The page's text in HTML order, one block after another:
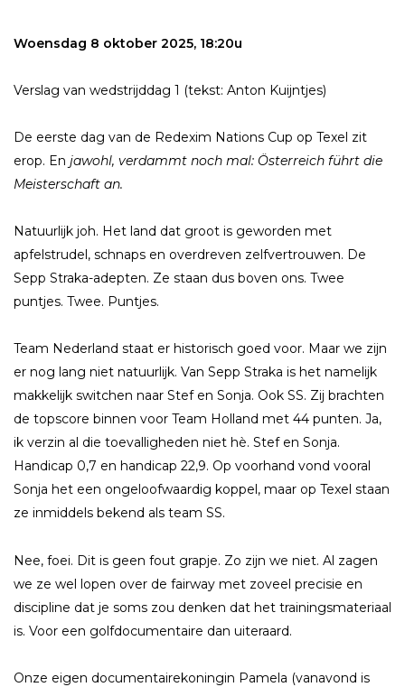
Woensdag 8 oktober 2025, 18:20u
Verslag van wedstrijddag 1 (tekst: Anton Kuijntjes)
De eerste dag van de Redexim Nations Cup op Texel zit
erop. En jawohl, verdammt noch mal: Österreich führt die
Meisterschaft an.
Natuurlijk joh. Het land dat groot is geworden met
apfelstrudel, schnaps en overdreven zelfvertrouwen. De
Sepp Straka-adepten. Ze staan dus boven ons. Twee
puntjes. Twee. Puntjes.
Team Nederland staat er historisch goed voor. Maar we zijn
er nog lang niet natuurlijk. Van Sepp Straka is het namelijk
makkelijk switchen naar Stef en Sonja. Ook SS. Zij brachten
de topscore binnen voor Team Holland met 44 punten. Ja,
ik verzin al die toevalligheden niet hè. Stef en Sonja.
Handicap 0,7 en handicap 22,9. Op voorhand vond vooral
Sonja het een ongeloofwaardig koppel, maar op Texel staan
ze inmiddels bekend als team SS.
Nee, foei. Dit is geen fout grapje. Zo zijn we niet. Al zagen
we ze wel lopen over de fairway met zoveel precisie en
discipline dat je soms zou denken dat het trainingsmateriaal
is. Voor een golfdocumentaire dan uiteraard.
Onze eigen documentairekoningin Pamela (vanavond is